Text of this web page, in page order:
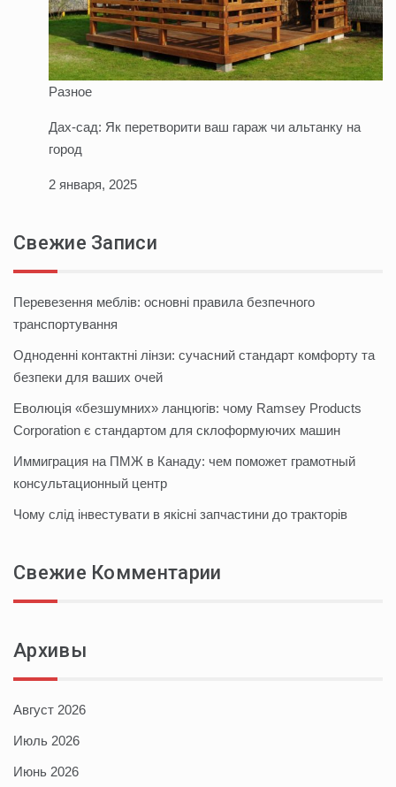
Разное
Дах-сад: Як перетворити ваш гараж чи альтанку на
город
2 января, 2025
Свежие Записи
Перевезення меблів: основні правила безпечного
транспортування
Одноденні контактні лінзи: сучасний стандарт комфорту та
безпеки для ваших очей
Еволюція «безшумних» ланцюгів: чому Ramsey Products
Corporation є стандартом для склоформуючих машин
Иммиграция на ПМЖ в Канаду: чем поможет грамотный
консультационный центр
Чому слід інвестувати в якісні запчастини до тракторів
Свежие Комментарии
Архивы
Август 2026
Июль 2026
Июнь 2026